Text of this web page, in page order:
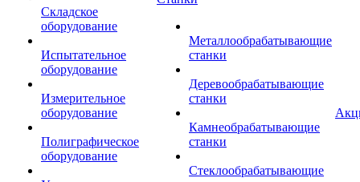
Складское
оборудование
Испытательное
оборудование
Измерительное
оборудование
Полиграфическое
оборудование
Металлообрабатывающие
станки
Деревообрабатывающие
станки
Камнеобрабатывающие
станки
Стеклообрабатывающие